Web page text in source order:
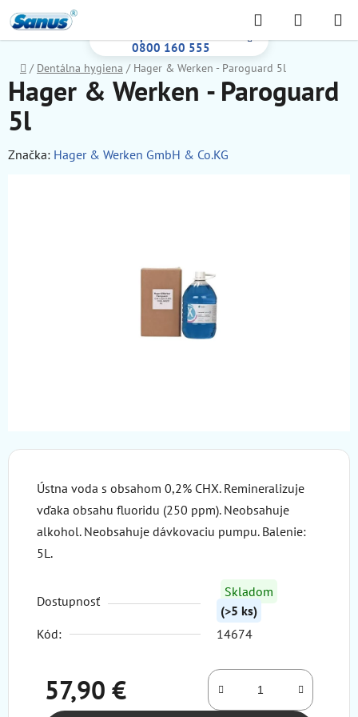
na
obsah
0800 160 555
Hľadať
KOŠÍK
Domov
/ Dentálna hygiena / Hager & Werken - Paroguard 5l
Ústna voda s obsahom 0,2% CHX. Remineralizuje
vďaka obsahu fluoridu (250 ppm). Neobsahuje
alkohol. Neobsahuje dávkovaciu pumpu. Balenie:
5L.
Dostupnosť
Skladom
(>5 ks)
Kód:
14674
57,90 €
Hager & Werken - Paroguard
5l
Značka: Hager & Werken GmbH & Co.KG